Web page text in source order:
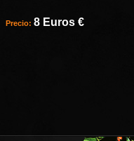
Precio: 8 Euros €